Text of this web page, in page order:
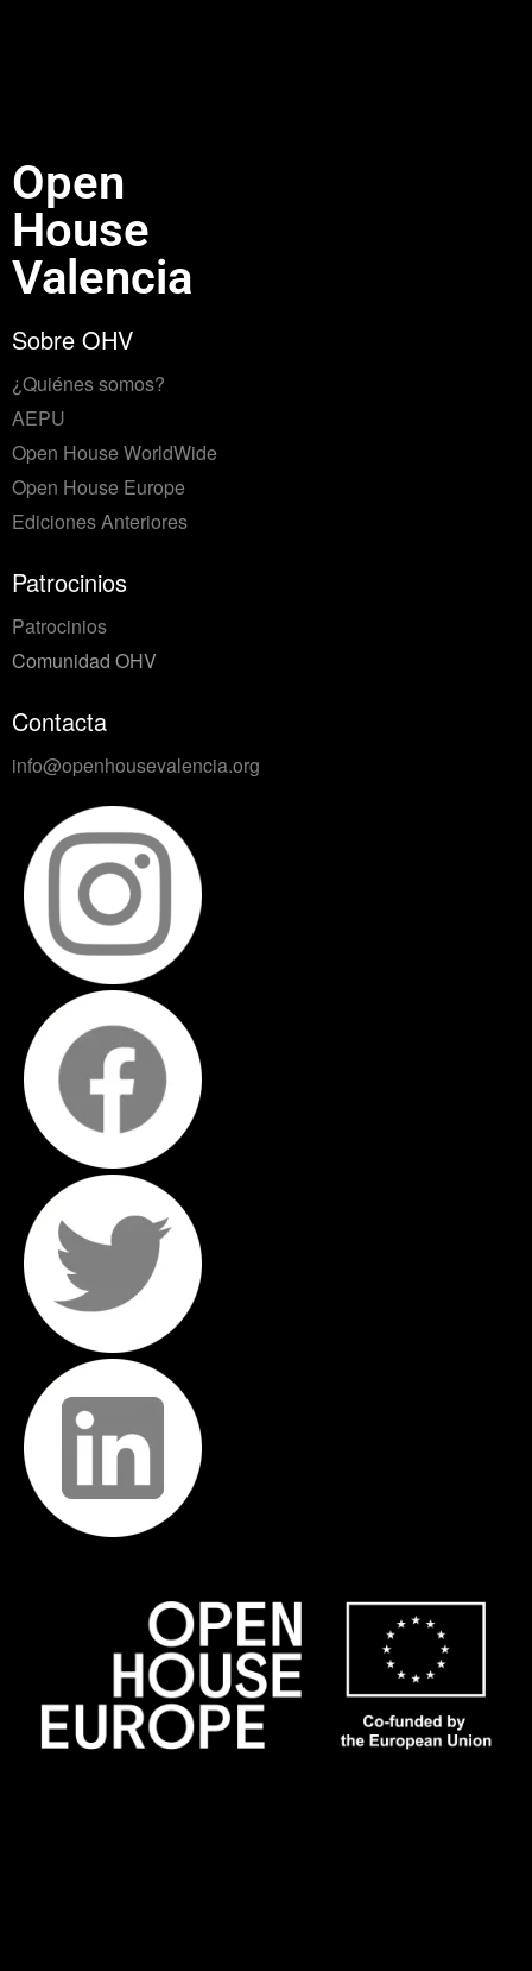
Open
House
Valencia
Sobre OHV
¿Quiénes somos?
AEPU
Open House WorldWide
Open House Europe
Ediciones Anteriores
Patrocinios
Patrocinios
Comunidad OHV
Contacta
info@openhousevalencia.org